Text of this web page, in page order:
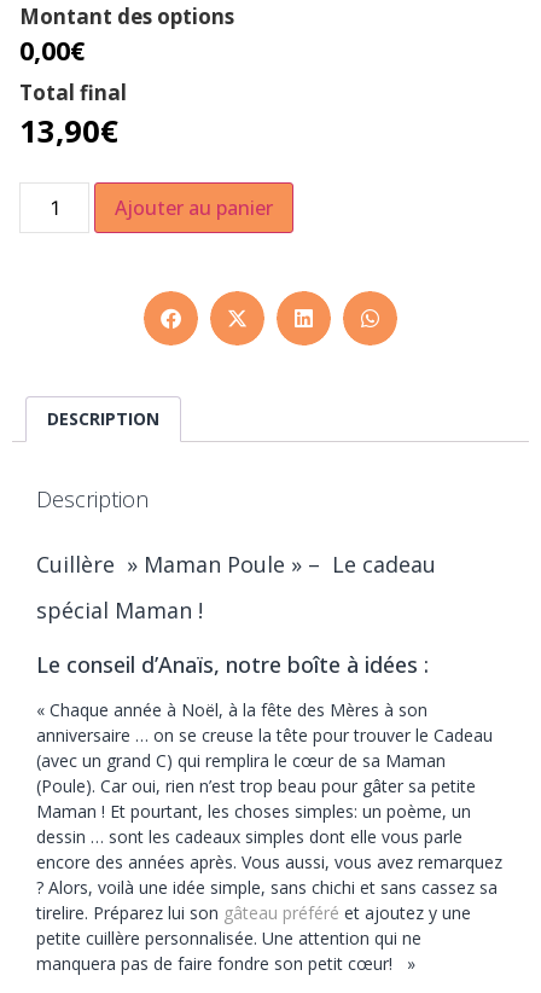
Montant des options
0,00€
Total final
13,90€
Ajouter au panier
DESCRIPTION
Description
Cuillère » Maman Poule » – Le cadeau
spécial Maman !
Le conseil d’Anaïs, notre boîte à idées :
« Chaque année à Noël, à la fête des Mères à son
anniversaire … on se creuse la tête pour trouver le Cadeau
(avec un grand C) qui remplira le cœur de sa Maman
(Poule). Car oui, rien n’est trop beau pour gâter sa petite
Maman ! Et pourtant, les choses simples: un poème, un
dessin … sont les cadeaux simples dont elle vous parle
encore des années après. Vous aussi, vous avez remarquez
? Alors, voilà une idée simple, sans chichi et sans cassez sa
tirelire. Préparez lui son gâteau préféré et ajoutez y une
petite cuillère personnalisée. Une attention qui ne
manquera pas de faire fondre son petit cœur! »